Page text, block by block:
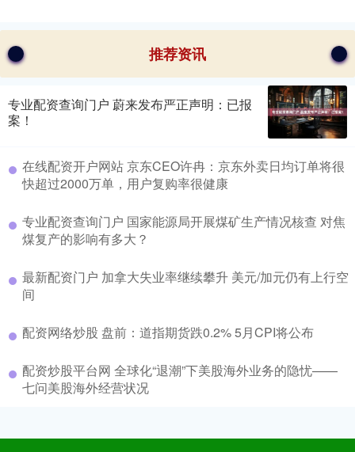
推荐资讯
专业配资查询门户 蔚来发布严正声明：已报
案！
在线配资开户网站 京东CEO许冉：京东外卖日均订单将很
快超过2000万单，用户复购率很健康
专业配资查询门户 国家能源局开展煤矿生产情况核查 对焦
煤复产的影响有多大？
最新配资门户 加拿大失业率继续攀升 美元/加元仍有上行空
间
配资网络炒股 盘前：道指期货跌0.2% 5月CPI将公布
配资炒股平台网 全球化“退潮”下美股海外业务的隐忧——
七问美股海外经营状况